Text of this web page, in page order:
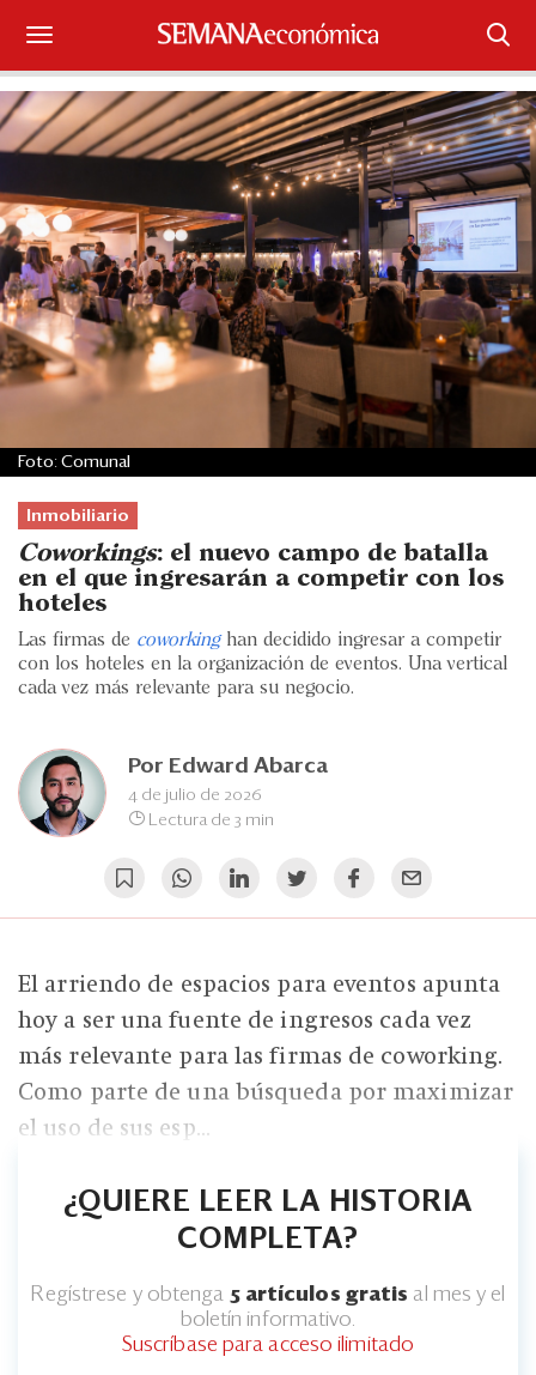
Suscríbase
Iniciar sesión
Portada
¿Qué está pasando?
Sectores y Empresas
Management
Legal y Política
Blogs
Ranking CEO
Inmobiliario
Coworkings: el nuevo campo de batalla
en el que ingresarán a competir con los
hoteles
Las firmas de coworking han decidido ingresar a competir
con los hoteles en la organización de eventos. Una vertical
cada vez más relevante para su negocio.
Por Edward Abarca
4 de julio de 2026
Lectura de 3 min
Foto: Comunal
El arriendo de espacios para eventos apunta
hoy a ser una fuente de ingresos cada vez
más relevante para las firmas de coworking.
Como parte de una búsqueda por maximizar
el uso de sus esp...
¿QUIERE LEER LA HISTORIA
COMPLETA?
Regístrese y obtenga 5 artículos gratis al mes y el
boletín informativo.
Suscríbase para acceso ilimitado